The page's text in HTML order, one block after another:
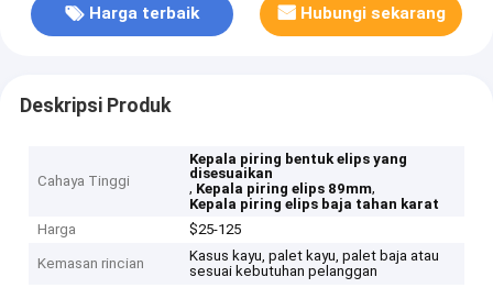
Harga terbaik Hubungi sekarang
Deskripsi Produk
Cahaya Tinggi
Kepala piring bentuk elips yang
disesuaikan
, Kepala piring elips 89mm,
Kepala piring elips baja tahan karat
Harga
$25-125
Kemasan rincian
Kasus kayu, palet kayu, palet baja atau
sesuai kebutuhan pelanggan